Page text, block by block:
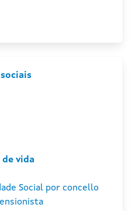
vida
Social por concello